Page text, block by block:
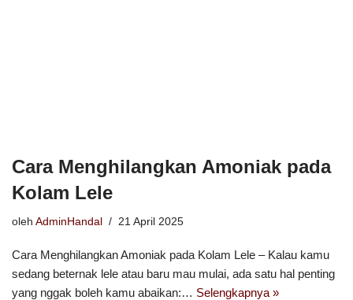
Cara Menghilangkan Amoniak pada
Kolam Lele
oleh AdminHandal 21 April 2025
Cara Menghilangkan Amoniak pada Kolam Lele – Kalau kamu
sedang beternak lele atau baru mau mulai, ada satu hal penting
yang nggak boleh kamu abaikan:… Selengkapnya »